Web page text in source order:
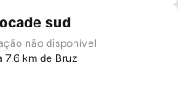
aos favoritos
sud
não disponível
7.6 km de Bruz